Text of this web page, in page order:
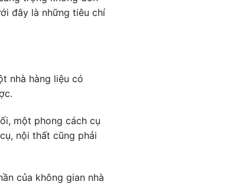
đây là những tiêu chí
nhà hàng liệu có
một phong cách cụ
nội thất cũng phải
của không gian nhà